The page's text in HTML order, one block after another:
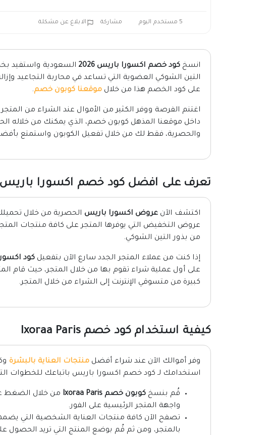
5 مستخدم اليوم مشاركة الابلاغ عن مشكلة
انسخ كود خصم اكسورا باريس 2026
التين الشوكي العضوية التي تساعد في محاربة التجاعيد
على كود الخصم هذا من خلال موقعنا كوبون خصم.
اغتنم الفرصة ووفر الكثير من الأموال عند الشراء من
داخل موقعنا المذهل كوبون خصم، الذي يمكنك من خلاله
والحصرية، فقط لك من خلال تفعيل الكوبون واستمتع
تعرف على افضل كود خصم اكسورا باريس 2026
اكتشف الآن عروض اكسورا باريس الحصرية من خلال
عروض التخفيض التي يوفرها المتجر على كافة منتجات
من بذور التين الشوكي.
إذا كنت من عملاء المتجر الجدد سارع الآن بتفعيل كود
على أول عملية شراء تقوم بها من خلال المتجر، حيث قام
كبيرة من متسوقي الإنترنت إلى الشراء من خلال المتجر.
كيفية استخدام كود خصم Ixoraa Paris
وفر أموالك الآن عند شراء أفضل منتجات العناية بالبشرة
استخدامك لـ كود خصم اكسورا باريس باتباعك للخطوات
قُم بنسخ كوبون خصم Ixoraa Paris
من خلال الضغط
واجهة المتجر الرئيسية على الفور.
تصفح الآن كافة منتجات العناية الشخصية التي
بالمتجر، ومن ثم قُم بوضع المنتج التي تريد الحصول